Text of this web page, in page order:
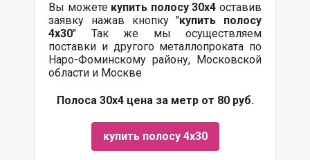
Вы можете купить полосу 30х4 оставив
заявку нажав кнопку "купить полосу
4х30" Так же мы осуществляем
поставки и другого металлопроката по
Наро-Фоминскому району, Московской
области и Москве
Полоса 30х4 цена за метр от 80 руб.
купить полосу 4х30